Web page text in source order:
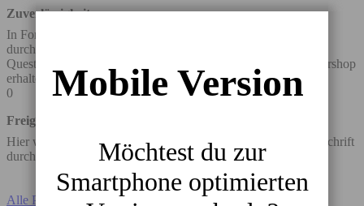
Zuverlässigkeit
In Form eines prozentualen Wertes wird angegeben, wie oft es
durchschnittlich vorkommt, dass wir über die Bestellung eines
Questler-Mitglieds automatisch eine Rückmeldung vom Partnershop
erhalten.
0
Freigabezeit
Hier wird angegeben, wie viele Tage die Bearbeitung der Gutschrift
durchschnittlich dauert.
Alle Partner anzeigen
Mobile Version
Möchtest du zur
Smartphone optimierten